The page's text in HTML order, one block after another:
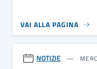
VAI ALLA PAGINA
NOTIZIE